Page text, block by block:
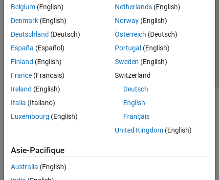
Belgium (English)
Denmark (English)
Deutschland (Deutsch)
España (Español)
Finland (English)
France (Français)
Ireland (English)
Italia (Italiano)
Luxembourg (English)
Netherlands(English)
Norway(English)
Österreich (Deutsch)
Portugal (English)
Sweden (English)
Switzerland
Deutsch
English
Français
United Kingdom(English)
Asie-Pacifique
Australia (English)
Lutte anti-piratage
Contacts locaux
© 1994-2026 The MathWorks, Inc.